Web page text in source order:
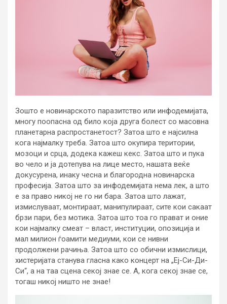
Зошто е новинарското паразитство или инфодемијата,
многу поопасна од било која друга болест со масовна
планетарна распростанетост? Затоа што е најсилна
кога најмалку треба. Затоа што окупира територии,
мозоци и срца, додека кажеш кекс. Затоа што и пука
во чело и ја дотепува на лице место, нашата веќе
докусурена, инаку чесна и благородна новинарска
професија. Затоа што за инфодемијата нема лек, а што
е за право никој не го ни бара. Затоа што лажат,
измислуваат, монтираат, манипулираат, сите кои сакаат
брзи пари, без мотика. Затоа што тоа го прават и оние
кои најмалку смеат – власт, институции, опозиција и
мал милион ѓоамити медиуми, кои се нивни
продолжени рачиња. Затоа што со обични измислици,
хистеријата станува гласна како концерт на „Еј-Си-Ди-
Си“, а на таа сцена секој знае се. А, кога секој знае се,
тогаш никој ништо не знае!